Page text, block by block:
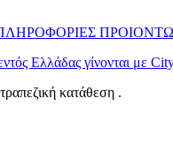
Ελλάδας γίνονται με
κατάθεση .